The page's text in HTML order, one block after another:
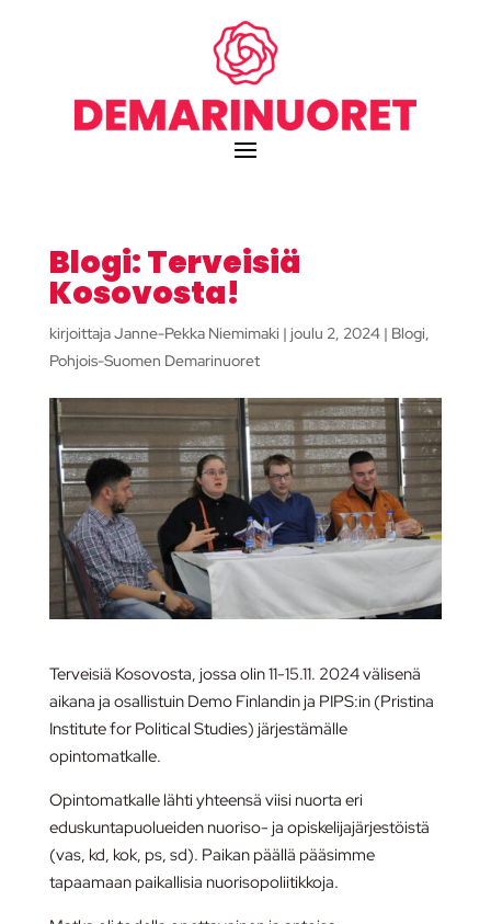
Blogi: Terveisiä
Kosovosta!
kirjoittajaJanne-Pekka Niemimaki | joulu 2, 2024| Blogi,
Pohjois-Suomen Demarinuoret
Terveisiä Kosovosta, jossa olin 11-15.11. 2024 välisenä
aikana ja osallistuin Demo Finlandin ja PIPS:in (Pristina
Institute for Political Studies) järjestämälle
opintomatkalle.
Opintomatkalle lähti yhteensä viisi nuorta eri
eduskuntapuolueiden nuoriso- ja opiskelijajärjestöistä
(vas, kd, kok, ps, sd). Paikan päällä pääsimme
tapaamaan paikallisia nuorisopoliitikkoja.